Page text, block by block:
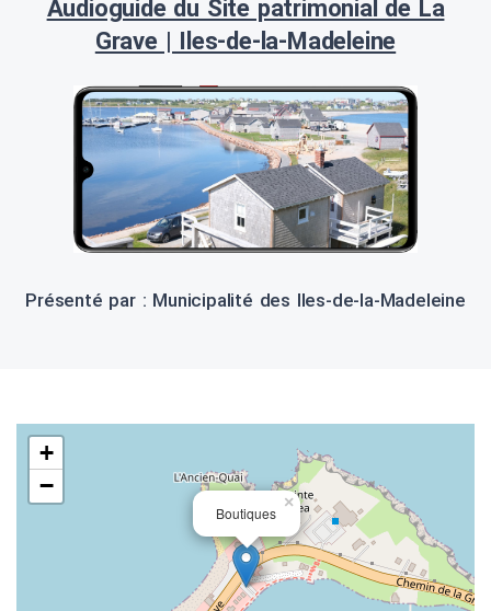
Audioguide du Site patrimonial de La
Grave | Iles-de-la-Madeleine
Présenté par : Municipalité des Iles-de-la-Madeleine
Boutiques
×
+
−